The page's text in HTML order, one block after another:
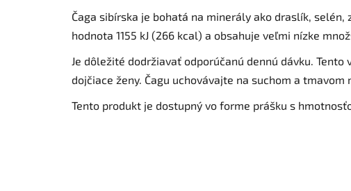
Čaga sibírska je bohatá na minerály ako draslík,
hodnota 1155 kJ (266 kcal) a obsahuje veľmi nízke
Je dôležité dodržiavať odporúčanú dennú dávku.
dojčiace ženy. Čagu uchovávajte na suchom a
Tento produkt je dostupný vo forme prášku s